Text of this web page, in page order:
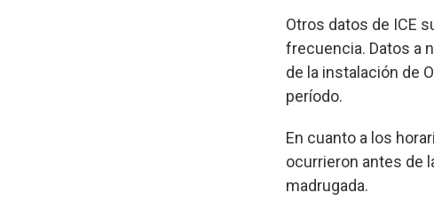
Otros datos de ICE
frecuencia. Datos a
de la instalación de
período.
En cuanto a los
ocurrieron antes de
madrugada.